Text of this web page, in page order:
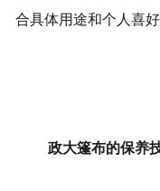
合具体用途和个人喜好
政大篷布的保养